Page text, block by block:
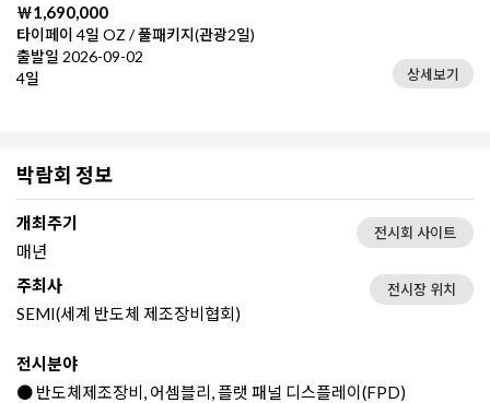
￦1,690,000
타이페이 4일 OZ / 풀패키지(관광2일)
출발일 2026-09-02
4일
상세보기
박람회 정보
개최주기
매년
전시회 사이트
주최사
SEMI(세계 반도체 제조장비협회)
전시장 위치
전시분야
● 반도체제조장비, 어셈블리, 플랫 패널 디스플레이(FPD)